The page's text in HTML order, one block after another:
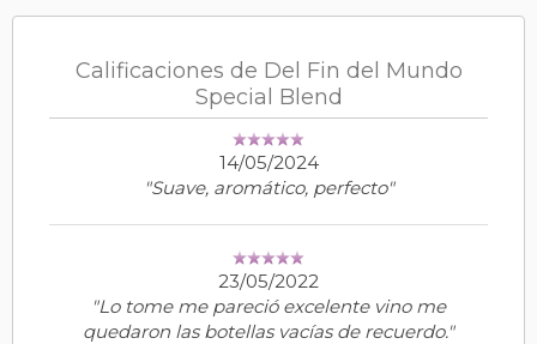
Calificaciones de Del Fin del Mundo
Special Blend
14/05/2024
"Suave, aromático, perfecto"
23/05/2022
"Lo tome me pareció excelente vino me
quedaron las botellas vacías de recuerdo."